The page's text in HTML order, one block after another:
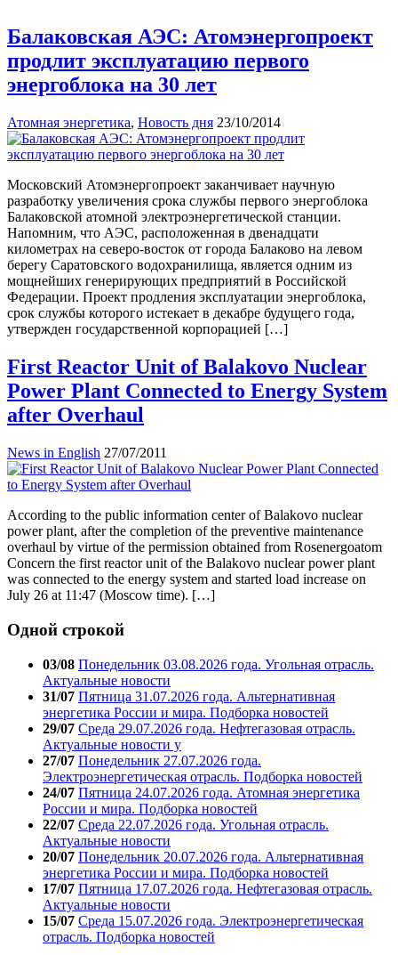
Балаковская АЭС: Атомэнергопроект
продлит эксплуатацию первого
энергоблока на 30 лет
Атомная энергетика, Новость дня 23/10/2014
Московский Атомэнергопроект заканчивает научную
разработку увеличения срока службы первого энергоблока
Балаковской атомной электроэнергетической станции.
Напомним, что АЭС, расположенная в двенадцати
километрах на северо-восток от города Балаково на левом
берегу Саратовского водохранилища, является одним из
мощнейших генерирующих предприятий в Российской
Федерации. Проект продления эксплуатации энергоблока,
срок службы которого истекает в декабре будущего года,
утвержден государственной корпорацией […]
First Reactor Unit of Balakovo Nuclear
Power Plant Connected to Energy System
after Overhaul
News in English 27/07/2011
According to the public information center of Balakovo nuclear
power plant, after the completion of the preventive maintenance
overhaul by virtue of the permission obtained from Rosenergoatom
Concern the first reactor unit of the Balakovo nuclear power plant
was connected to the energy system and started load increase on
July 26 at 11:47 (Moscow time). […]
Одной строкой
03/08 Понедельник 03.08.2026 года. Угольная отрасль.
Актуальные новости
31/07 Пятница 31.07.2026 года. Альтернативная
энергетика России и мира. Подборка новостей
29/07 Среда 29.07.2026 года. Нефтегазовая отрасль.
Актуальные новости у
27/07 Понедельник 27.07.2026 года.
Электроэнергетическая отрасль. Подборка новостей
24/07 Пятница 24.07.2026 года. Атомная энергетика
России и мира. Подборка новостей
22/07 Среда 22.07.2026 года. Угольная отрасль.
Актуальные новости
20/07 Понедельник 20.07.2026 года. Альтернативная
энергетика России и мира. Подборка новостей
17/07 Пятница 17.07.2026 года. Нефтегазовая отрасль.
Актуальные новости
15/07 Среда 15.07.2026 года. Электроэнергетическая
отрасль. Подборка новостей